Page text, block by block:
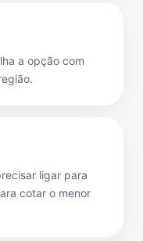
a opção com
ligar para
cotar o menor